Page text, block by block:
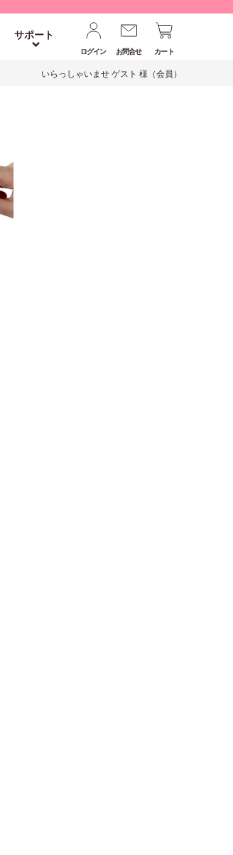
サポート
ログイン お問合せ カート
いらっしゃいませ ゲスト 様（会員）